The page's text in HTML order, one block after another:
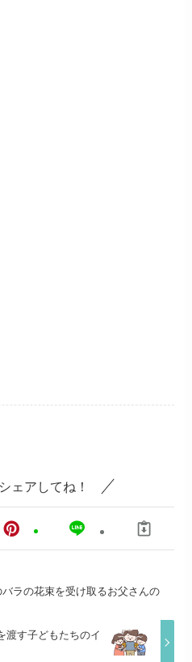
ェアしてね！
ラの花束を受け取るお父さんの
渡す子どもたちのイ